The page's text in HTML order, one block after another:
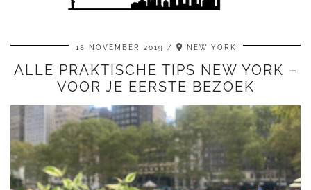
18 NOVEMBER 2019 NEW YORK
ALLE PRAKTISCHE TIPS NEW YORK –
VOOR JE EERSTE BEZOEK